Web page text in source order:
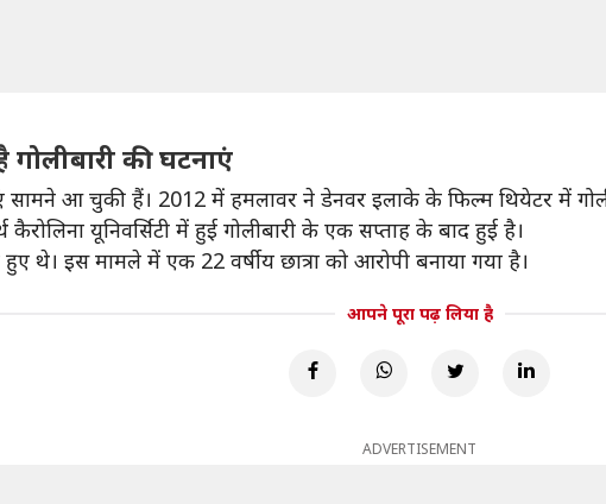
गोलीबारी की घटनाएं
सामने आ चुकी हैं। 2012 में हमलावर ने डेनवर इलाके के फिल्म थियेटर में
यूनिवर्सिटी में हुई गोलीबारी के एक सप्ताह के बाद हुई है।
थे। इस मामले में एक 22 वर्षीय छात्रा को आरोपी बनाया गया है।
आपने पूरा पढ़ लिया है
ADVERTISEMENT